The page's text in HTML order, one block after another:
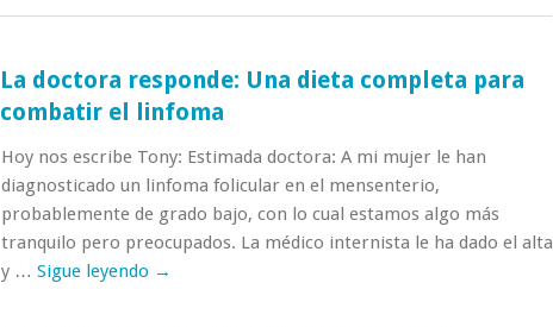
La doctora responde: Una dieta completa para
combatir el linfoma
Hoy nos escribe Tony: Estimada doctora: A mi mujer le han
diagnosticado un linfoma folicular en el mensenterio,
probablemente de grado bajo, con lo cual estamos algo más
tranquilo pero preocupados. La médico internista le ha dado el alta
y … Sigue leyendo →